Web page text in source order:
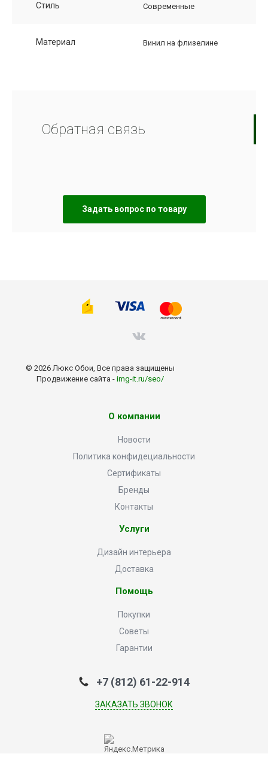
Стиль Современные
Материал Винил на флизелине
Обратная связь
Задать вопрос по товару
© 2026 Люкс Обои, Все права защищены
Продвижение сайта - img-it.ru/seo/
О компании
Новости
Политика конфидециальности
Сертификаты
Бренды
Контакты
Услуги
Дизайн интерьера
Доставка
Помощь
Покупки
Советы
Гарантии
+7 (812) 61-22-914
ЗАКАЗАТЬ ЗВОНОК